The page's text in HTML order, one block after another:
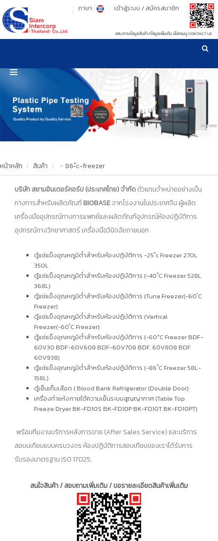
รู้ลึก รู้จริง เรื่องเครื่องมือทดสอบวัสดุ ! ยืน 1 เรื่องมาตรฐานการให้บริการ
เข้าสู่ระบบ / สมัครสมาชิก
ภาษา :
สอบถามข้อมูลสินค้า/ข้อมูลเพิ่มเติม เลือกเมนู CONTACT US
HOME
PRODUCT
OUR CLIENTS
OUR WORKS
CALIBRATION
CONTACT US
หน้าหลัก สินค้า ﹣86-ํc-freezer
บริษัท สยามอินเตอร์คอร์ป (ประเทศไทย) จำกัดตัวแทนจำหน่ายอย่างเป็น
ทางการสำหรับผลิตภัณฑ์BIOBASEจากโรงงานในประเทศจีน ผู้ผลิต
เครื่องมืออุปกรณ์ทางการแพทย์และผลิตภัณฑ์อุปกรณ์ห้องปฏิบัติการ
อุปกรณ์ทางวิทยาศาสตร์ เครื่องมือวินิจฉัยภายนอก
ตู้แช่แข็งอุณหภูมิต่ำสำหรับห้องปฏิบัติการ -25 ํc Freezer 270L
350L
ตู้แช่แข็งอุณหภูมิต่ำสำหรับห้องปฏิบัติการ (-40 ํC Freezer 528L
368L)
ตู้แช่แข็งอุณหภูมิต่ำสำหรับห้องปฏิบัติการ (Tuna Freezer(-60 ํC
Freezer)
ตู้แช่แข็งอุณหภูมิต่ำสำหรับห้องปฏิบัติการ (Vertical
Freezer(-60 ํC Freezer)
ตู้แช่แข็งอุณหภูมิต่ำสำหรับห้องปฏิบัติการ (-60°C Freezer BDF-
60V30 BDF-60V608 BDF-60V708 BDF. 60V808 BDF
60V938)
ตู้แช่แข็งอุณหภูมิต่ำสำหรับห้องปฏิบัติการ (-86 ํC Freezer 58L-
158L)
ตู้เย็นเก็บเลือด ( Blood Bank Refrigerator (Double Door)
เครื่องทำแห้งภายใต้ความเย็นระบบสูญญากาศ (Table Top
Freeze Dryer BK-FD10S BK-FD10P BK-FD10T BK-FD10PT)
พร้อมทีมงานบริการหลังการขาย (After Sales Service) และบริการ
สอบบเทียบแบบครบวงจร ห้องปฏิบัติการสอบเทียบของเราได้รับการ
รับรองมาตรฐาน ISO 17025.
สนใจสินค้า / สอบถามเพิ่มเติม / ขอรายละเอียดสินค้าเพิ่มเติม